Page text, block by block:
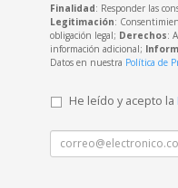
Finalidad: Responder las
Legitimación:
obligación legal; Derechos:
información adicional;
Datos en nuestra Política de
He leído y acepto la